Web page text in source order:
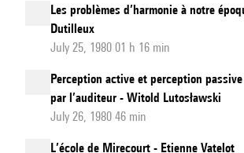
Les problèmes d’harmonie à notre
Dutilleux
July 25, 1980 01 h 16 min
Perception active et perception
par l’auditeur - Witold Lutosławski
July 26, 1980 46 min
L’école de Mirecourt - Etienne Vatelot